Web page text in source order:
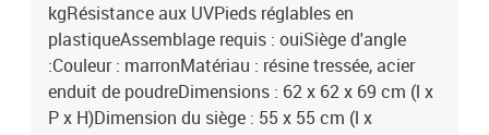
kgRésistance aux UVPieds réglables en
plastiqueAssemblage requis : ouiSiège d'angle
:Couleur : marronMatériau : résine tressée, acier
enduit de poudreDimensions : 62 x 62 x 69 cm (l x
P x H)Dimension du siège : 55 x 55 cm (l x